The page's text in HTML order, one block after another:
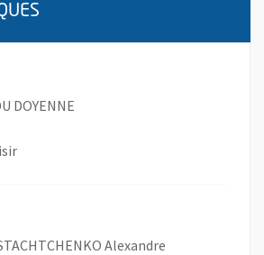
DOYENNE
Alexandre